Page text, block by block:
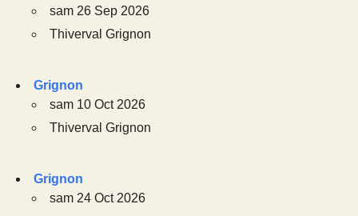
sam 26 Sep 2026
Thiverval Grignon
Grignon
sam 10 Oct 2026
Thiverval Grignon
Grignon
sam 24 Oct 2026